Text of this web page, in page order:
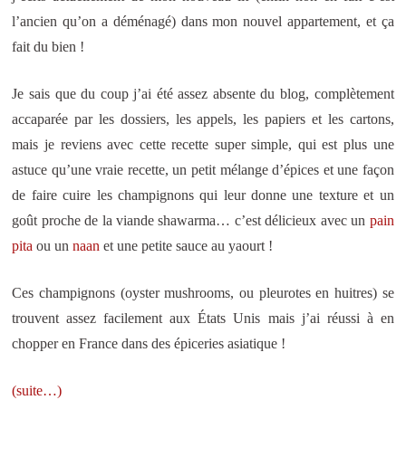
l’ancien qu’on a déménagé) dans mon nouvel appartement, et ça
fait du bien !
Je sais que du coup j’ai été assez absente du blog, complètement
accaparée par les dossiers, les appels, les papiers et les cartons,
mais je reviens avec cette recette super simple, qui est plus une
astuce qu’une vraie recette, un petit mélange d’épices et une façon
de faire cuire les champignons qui leur donne une texture et un
goût proche de la viande shawarma… c’est délicieux avec un pain
pita ou unnaan et une petite sauce au yaourt !
Ces champignons (oyster mushrooms, ou pleurotes en huitres) se
trouvent assez facilement aux États Unis mais j’ai réussi à en
chopper en France dans des épiceries asiatique !
(suite…)